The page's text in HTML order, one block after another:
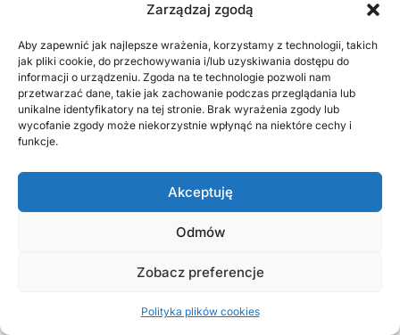
Zarządzaj zgodą
Aby zapewnić jak najlepsze wrażenia, korzystamy z technologii, takich
jak pliki cookie, do przechowywania i/lub uzyskiwania dostępu do
informacji o urządzeniu. Zgoda na te technologie pozwoli nam
przetwarzać dane, takie jak zachowanie podczas przeglądania lub
unikalne identyfikatory na tej stronie. Brak wyrażenia zgody lub
wycofanie zgody może niekorzystnie wpłynąć na niektóre cechy i
funkcje.
Akceptuję
Odmów
Zobacz preferencje
Polityka plików cookies
w życiu wartości, za które oddaje się
swoje życie.